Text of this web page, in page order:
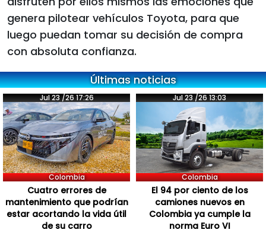
genera pilotear vehículos Toyota, para que
luego puedan tomar su decisión de compra
con absoluta confianza.
Últimas noticias
Jul 23 /26 17:26
Colombia
Cuatro errores de
mantenimiento que podrían
estar acortando la vida útil
de su carro
Jul 23 /26 13:03
Colombia
El 94 por ciento de los
camiones nuevos en
Colombia ya cumple la
norma Euro VI